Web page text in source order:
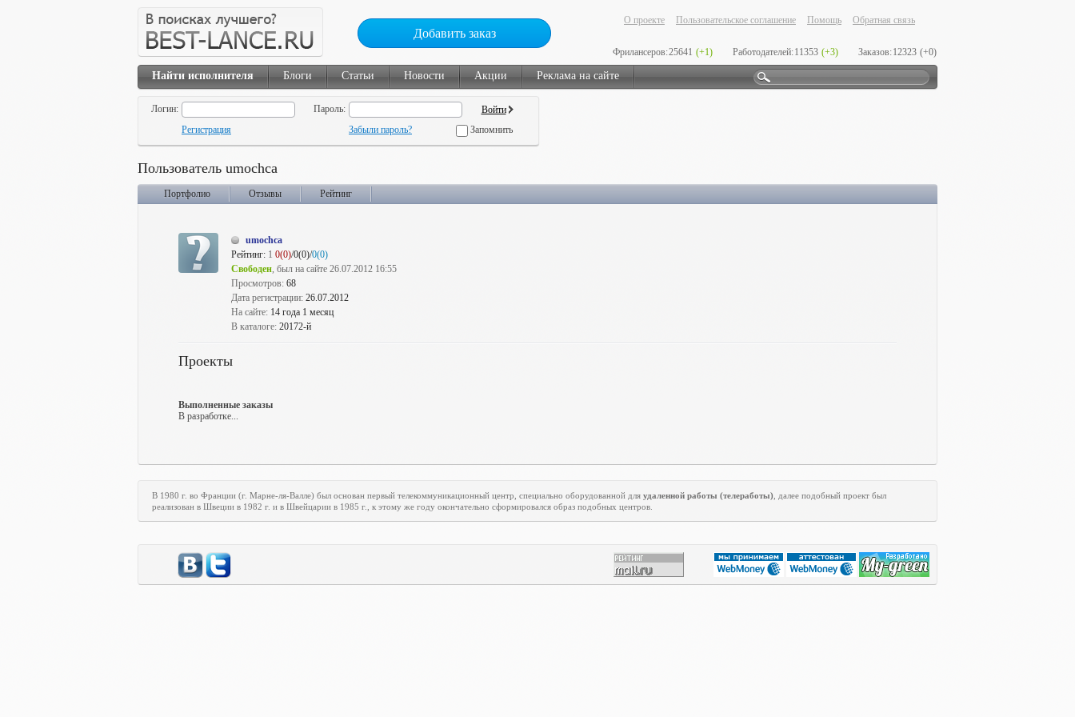
Добавить заказ
О проекте Пользовательское соглашение Помощь Обратная связь
Фрилансеров:25641 (+1) Работодателей:11353 (+3) Заказов:12323 (+0)
Найти исполнителя Блоги Статьи Новости Акции Реклама на сайте
Логин:
Пароль:
Регистрация
Забыли пароль? Запомнить
Пользователь umochca
Портфолио Отзывы Рейтинг
umochca
Рейтинг: 1 0(0)/0(0)/0(0)
Свободен, был на сайте 26.07.2012 16:55
Просмотров: 68
Дата регистрации: 26.07.2012
На сайте: 14 года 1 месяц
В каталоге: 20172-й
Проекты
Выполненные заказы
В разработке...
В 1980 г. во Франции (г. Марне-ля-Валле) был основан первый телекоммуникационный центр, специально оборудованной для удаленной работы (телеработы) , далее подобный проект был
реализован в Швеции в 1982 г. и в Швейцарии в 1985 г., к этому же году окончательно сформировался образ подобных центров.